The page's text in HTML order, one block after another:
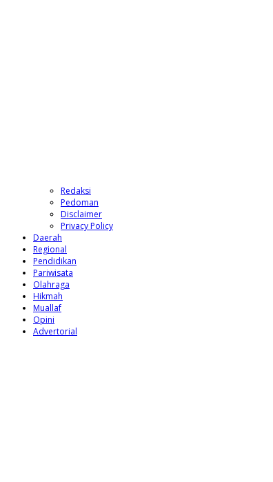
Redaksi
Pedoman
Disclaimer
Privacy Policy
Daerah
Regional
Pendidikan
Pariwisata
Olahraga
Hikmah
Muallaf
Opini
Advertorial